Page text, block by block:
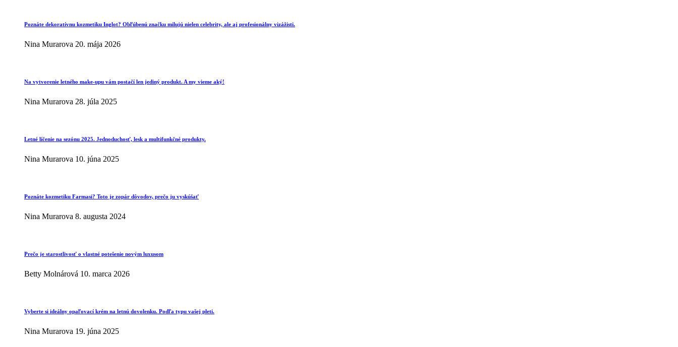
Poznáte dekoratívnu kozmetiku Inglot? Obľúbenú značku milujú nielen celebrity, ale aj profesionálny vizážisti.
Nina Murarova 20. mája 2026
Na vytvorenie letného make-upu vám postačí len jediný produkt. A my vieme aký!
Nina Murarova 28. júla 2025
Letné líčenie na sezónu 2025. Jednoduchosť, lesk a multifunkčné produkty.
Nina Murarova 10. júna 2025
Poznáte kozmetiku Farmasi? Toto je zopár dôvodov, prečo ju vyskúšať
Nina Murarova 8. augusta 2024
Prečo je starostlivosť o vlastné potešenie novým luxusom
Betty Molnárová 10. marca 2026
Vyberte si ideálny opaľovací krém na letnú dovolenku. Podľa typu vašej pleti.
Nina Murarova 19. júna 2025